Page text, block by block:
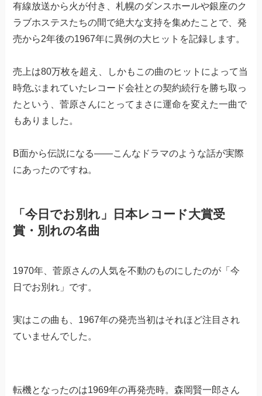
有線放送から火が付き、札幌のダンスホールや銀座のク
ラブホステスたちの間で絶大な支持を集めたことで、発
売から2年後の1967年に異例の大ヒットを記録します。
売上は80万枚を超え、しかもこの曲のヒットによって当
時危ぶまれていたレコード会社との契約続行を勝ち取っ
たという、菅原さんにとってまさに運命を変えた一曲で
もありました。
B面から伝説になる——こんなドラマのような話が実際
にあったのですね。
「今日でお別れ」日本レコード大賞受
賞・別れの名曲
1970年、菅原さんの人気を不動のものにしたのが「今
日でお別れ」です。
実はこの曲も、1967年の発売当初はそれほど注目され
ていませんでした。
転機となったのは1969年の再発売時。森岡賢一郎さん